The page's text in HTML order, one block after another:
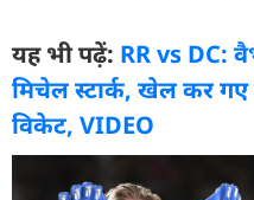
यह भी पढ़ें: RR vs DC:
म‍िचेल स्टार्क, खेल कर
व‍िकेट, VIDEO